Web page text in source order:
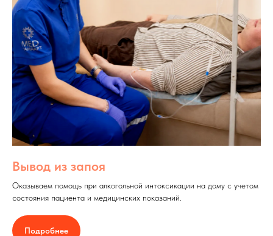
Вывод из запоя
Оказываем помощь при алкогольной интоксикации на дому с учетом
состояния пациента и медицинских показаний.
Подробнее